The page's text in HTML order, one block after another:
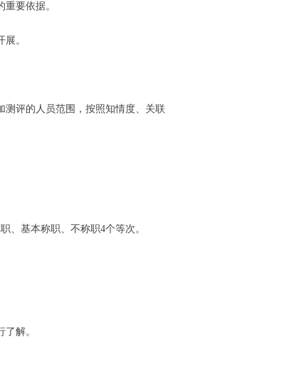
要依据。
。
评的人员范围，按照知情度、关联
基本称职、不称职4个等次。
解。